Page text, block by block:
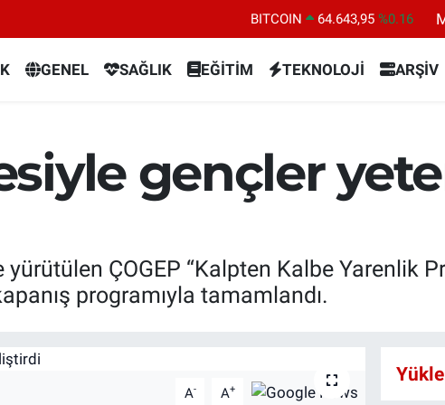
BITCOIN 64.643,95 %0.16
GRAM ALTIN
BİST100
13.799 %70
GENEL SAĞLIK EĞİTİM TEKNOLOJİ ARŞİV
gençler
yürütülen ÇOGEP “Kalpten Kalbe Yarenlik
programıyla tamamlandı.
A- A+